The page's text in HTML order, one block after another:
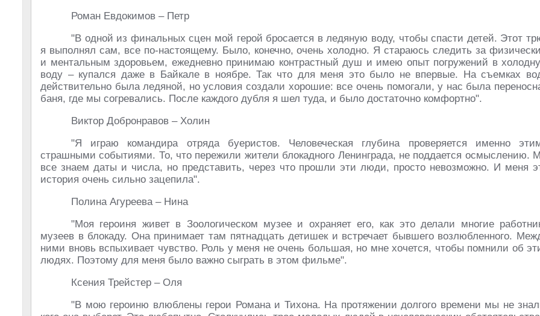
Роман Евдокимов – Петр
"В одной из финальных сцен мой герой бросается в ледяную воду, чтобы спасти детей. Этот
я выполнял сам, все по-настоящему. Было, конечно, очень холодно. Я стараюсь следить за
и ментальным здоровьем, ежедневно принимаю контрастный душ и имею опыт погружений в
воду – купался даже в Байкале в ноябре. Так что для меня это было не впервые. На съемках
действительно была ледяной, но условия создали хорошие: все очень помогали, у нас была
баня, где мы согревались. После каждого дубля я шел туда, и было достаточно комфортно".
Виктор Добронравов – Холин
"Я играю командира отряда буеристов. Человеческая глубина проверяется именно
страшными событиями. То, что пережили жители блокадного Ленинграда, не поддается осмыслению.
все знаем даты и числа, но представить, через что прошли эти люди, просто невозможно. И меня
история очень сильно зацепила".
Полина Агуреева – Нина
"Моя героиня живет в Зоологическом музее и охраняет его, как это делали многие
музеев в блокаду. Она принимает там пятнадцать детишек и встречает бывшего возлюбленного.
ними вновь вспыхивает чувство. Роль у меня не очень большая, но мне хочется, чтобы помнили об
людях. Поэтому для меня было важно сыграть в этом фильме".
Ксения Трейстер – Оля
"В мою героиню влюблены герои Романа и Тихона. На протяжении долгого времени мы не